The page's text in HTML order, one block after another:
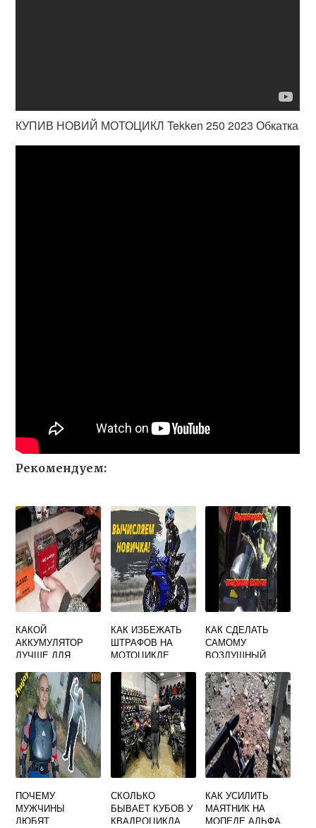
КУПИВ НОВИЙ МОТОЦИКЛ Tekken 250 2023 Обкатка
Рекомендуем:
КАКОЙ
АККУМУЛЯТОР
ЛУЧШЕ ДЛЯ
ГЕЛЕВЫЙ ИЛИ
КИСЛОТНЫЙ
КАК ИЗБЕЖАТЬ
ШТРАФОВ НА
МОТОЦИКЛЕ
КАК СДЕЛАТЬ
САМОМУ
ВОЗДУШНЫЙ
МОПЕД АЛЬФА
ПОЧЕМУ
МУЖЧИНЫ
ЛЮБЯТ
СКОЛЬКО
БЫВАЕТ КУБОВ У
КВАДРОЦИКЛА
КАК УСИЛИТЬ
МАЯТНИК НА
МОПЕДЕ АЛЬФА